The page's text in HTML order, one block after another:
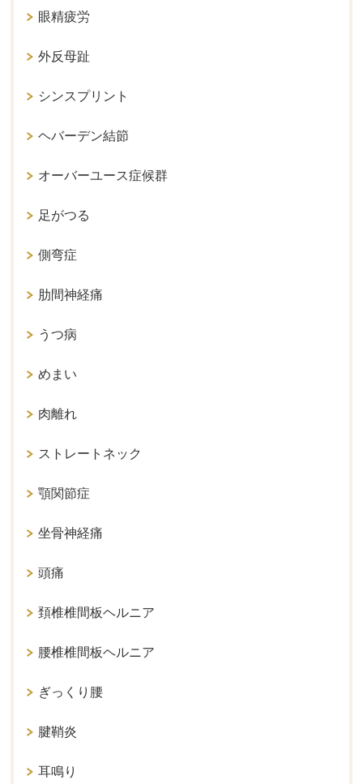
眼精疲労
外反母趾
シンスプリント
ヘバーデン結節
オーバーユース症候群
足がつる
側弯症
肋間神経痛
うつ病
めまい
肉離れ
ストレートネック
顎関節症
坐骨神経痛
頭痛
頚椎椎間板ヘルニア
腰椎椎間板ヘルニア
ぎっくり腰
腱鞘炎
耳鳴り